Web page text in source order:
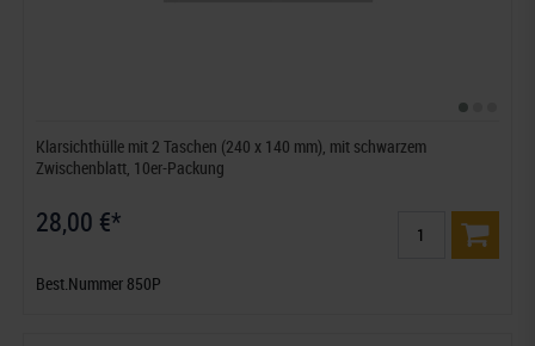
Klarsichthülle mit 2 Taschen (240 x 140 mm), mit schwarzem
Zwischenblatt, 10er-Packung
28,00 €*
Best.Nummer 850P